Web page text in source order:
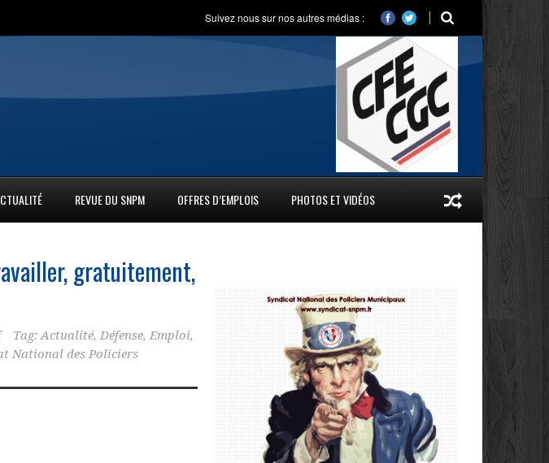
Suivez nous sur nos autres médias :
REVUE DU SNPM OFFRES D’EMPLOIS PHOTOS ET VIDÉOS
gratuitement,
Tag: Actualité, Défense, Emploi,
National des Policiers